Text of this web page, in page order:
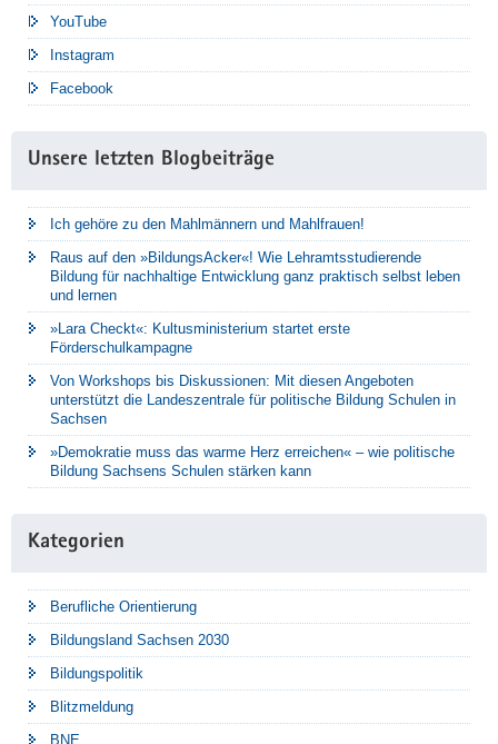
YouTube
Instagram
Facebook
Unsere letzten Blogbeiträge
Ich gehöre zu den Mahlmännern und Mahlfrauen!
Raus auf den »BildungsAcker«! Wie Lehramtsstudierende
Bildung für nachhaltige Entwicklung ganz praktisch selbst leben
und lernen
»Lara Checkt«: Kultusministerium startet erste
Förderschulkampagne
Von Workshops bis Diskussionen: Mit diesen Angeboten
unterstützt die Landeszentrale für politische Bildung Schulen in
Sachsen
»Demokratie muss das warme Herz erreichen« – wie politische
Bildung Sachsens Schulen stärken kann
Kategorien
Berufliche Orientierung
Bildungsland Sachsen 2030
Bildungspolitik
Blitzmeldung
BNE